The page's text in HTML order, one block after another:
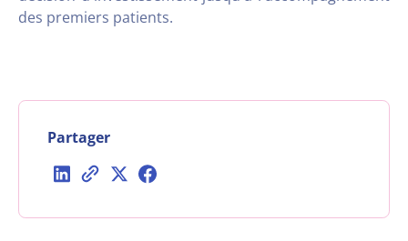
des premiers patients.
Partager